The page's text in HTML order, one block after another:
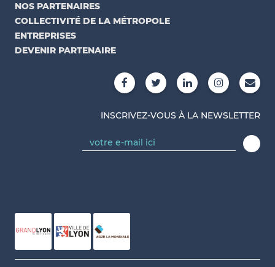
NOS PARTENAIRES
COLLECTIVITÉ DE LA MÉTROPOLE
ENTREPRISES
DEVENIR PARTENAIRE
INSCRIVEZ-VOUS À LA NEWSLETTER